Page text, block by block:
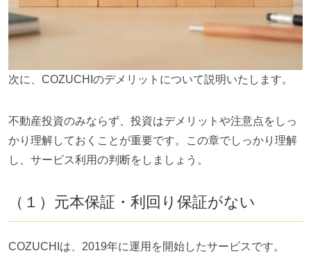
次に、COZUCHIのデメリットについて説明いたします。
不動産投資のみならず、投資はデメリットや注意点をしっ
かり理解しておくことが重要です。この章でしっかり理解
し、サービス利用の判断をしましょう。
（１）元本保証・利回り保証がない
COZUCHIは、2019年に運用を開始したサービスです。